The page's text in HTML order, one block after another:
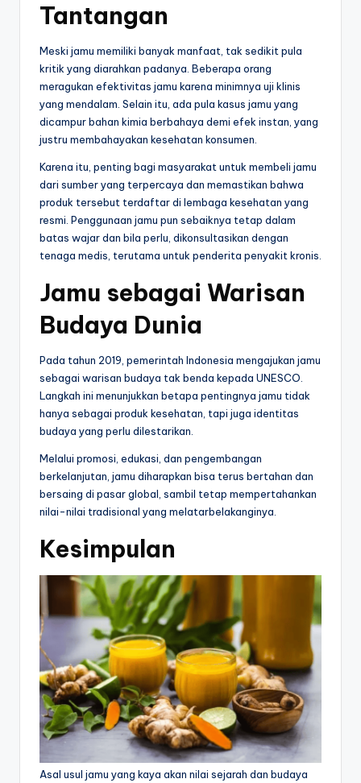
Tantangan
Meski jamu memiliki banyak manfaat, tak sedikit pula
kritik yang diarahkan padanya. Beberapa orang
meragukan efektivitas jamu karena minimnya uji klinis
yang mendalam. Selain itu, ada pula kasus jamu yang
dicampur bahan kimia berbahaya demi efek instan, yang
justru membahayakan kesehatan konsumen.
Karena itu, penting bagi masyarakat untuk membeli jamu
dari sumber yang terpercaya dan memastikan bahwa
produk tersebut terdaftar di lembaga kesehatan yang
resmi. Penggunaan jamu pun sebaiknya tetap dalam
batas wajar dan bila perlu, dikonsultasikan dengan
tenaga medis, terutama untuk penderita penyakit kronis.
Jamu sebagai Warisan
Budaya Dunia
Pada tahun 2019, pemerintah Indonesia mengajukan jamu
sebagai warisan budaya tak benda kepada UNESCO.
Langkah ini menunjukkan betapa pentingnya jamu tidak
hanya sebagai produk kesehatan, tapi juga identitas
budaya yang perlu dilestarikan.
Melalui promosi, edukasi, dan pengembangan
berkelanjutan, jamu diharapkan bisa terus bertahan dan
bersaing di pasar global, sambil tetap mempertahankan
nilai-nilai tradisional yang melatarbelakanginya.
Kesimpulan
Asal usul jamu yang kaya akan nilai sejarah dan budaya